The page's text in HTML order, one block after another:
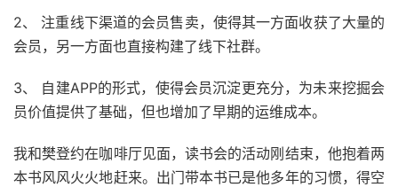
2、 注重线下渠道的会员售卖，使得其一方面收获了大量的
会员，另一方面也直接构建了线下社群。
3、 自建APP的形式，使得会员沉淀更充分，为未来挖掘会
员价值提供了基础，但也增加了早期的运维成本。
我和樊登约在咖啡厅见面，读书会的活动刚结束，他抱着两
本书风风火火地赶来。出门带本书已是他多年的习惯，得空